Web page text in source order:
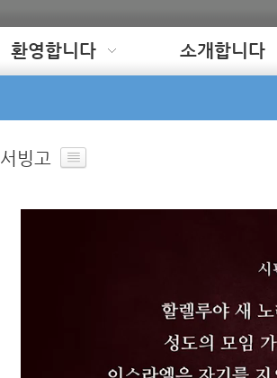
환영합니다 소개합니다
서빙고